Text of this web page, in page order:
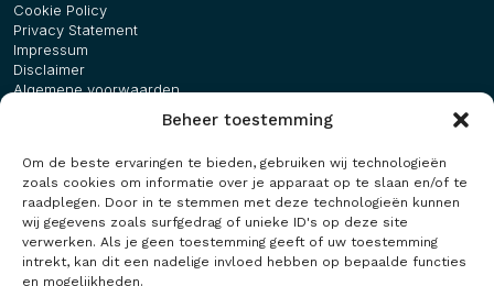
Beheer toestemming
Om de beste ervaringen te bieden, gebruiken wij technologieën
zoals cookies om informatie over je apparaat op te slaan en/of te
raadplegen. Door in te stemmen met deze technologieën kunnen
wij gegevens zoals surfgedrag of unieke ID's op deze site
verwerken. Als je geen toestemming geeft of uw toestemming
intrekt, kan dit een nadelige invloed hebben op bepaalde functies
en mogelijkheden.
Cookie Policy
Privacy Statement
Impressum
Disclaimer
Algemene voorwaarden
Maasbreeseweg 50
5981 NB Panningen
Maurice:+31 (0)6 51 34 23 79
Angelique:+31 (0)6 55 86 42 92